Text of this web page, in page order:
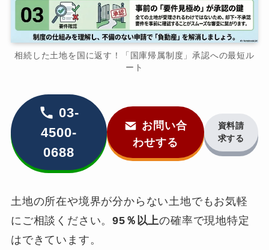
相続した土地を国に返す！「国庫帰属制度」承認への最短ル
ート
03-
4500-
0688
お問い合
わせする
資料請
求する
土地の所在や境界が分からない土地でもお気軽
にご相談ください。95％以上の確率で現地特定
はできています。